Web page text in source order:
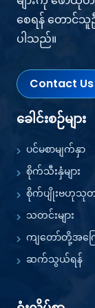
စေရန် တောင်သူ
ပါသည်။
Contact Us
ခေါင်းစဉ်များ
ပင်မစာမျက်နှာ
စိုက်သီးနှံများ
စိုက်ပျိုးဗဟုသု
သတင်းများ
ကျတော်တို့အကြ
ဆက်သွယ်ရန်